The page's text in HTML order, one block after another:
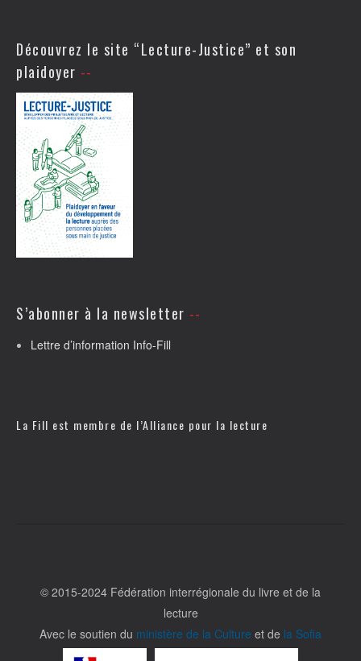
Découvrez le site “Lecture-Justice” et son
plaidoyer
S’abonner à la newsletter
Lettre d’information Info-Fill
La Fill est membre de l’Alliance pour la lecture
© 2015-2024 Fédération interrégionale du livre et de la
lecture
Avec le soutien du ministère de la Culture et de la Sofia